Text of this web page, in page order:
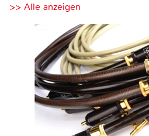
>> Alle anzeigen